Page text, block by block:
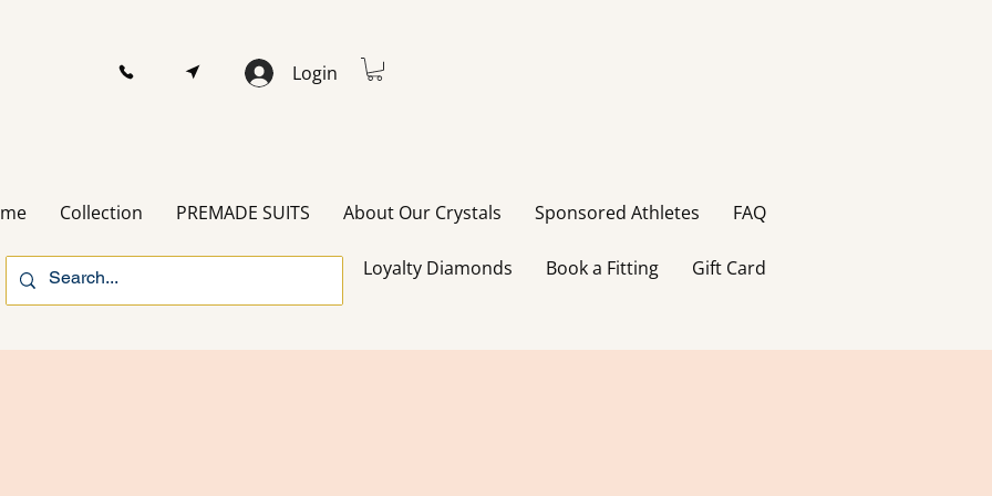
Login
Collection PREMADE SUITS About Our Crystals Sponsored Athletes FAQ
Loyalty Diamonds Book a Fitting Gift Card